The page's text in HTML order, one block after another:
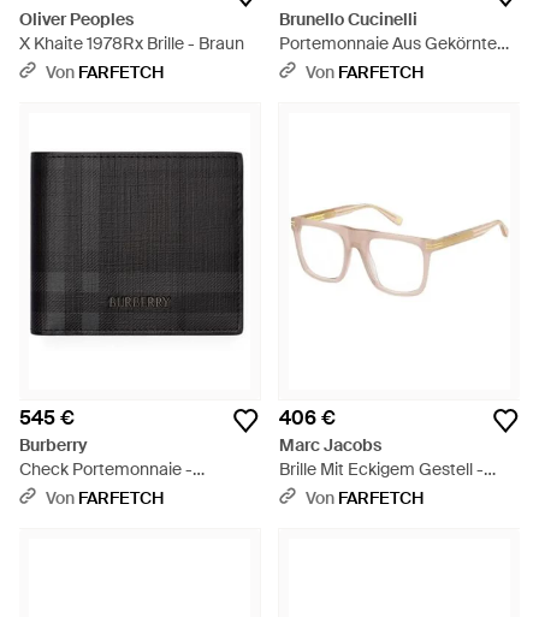
Oliver Peoples
X Khaite 1978Rx Brille - Braun
Von FARFETCH
Brunello Cucinelli
Portemonnaie Aus Gekörntem
Kalbsleder Mit Glänzendem
Von FARFETCH
545 €
Burberry
Check Portemonnaie -
Schwarz
Von FARFETCH
406 €
Marc Jacobs
Brille Mit Eckigem Gestell -
Natur
Von FARFETCH